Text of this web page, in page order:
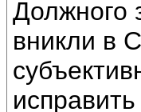
Должного
вникли в